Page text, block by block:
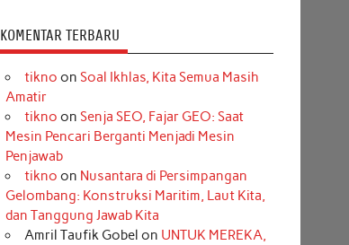
KOMENTAR TERBARU
tikno on Soal Ikhlas, Kita Semua Masih
Amatir
tikno on Senja SEO, Fajar GEO: Saat
Mesin Pencari Berganti Menjadi Mesin
Penjawab
tikno on Nusantara di Persimpangan
Gelombang: Konstruksi Maritim, Laut Kita,
dan Tanggung Jawab Kita
Amril Taufik Gobel on UNTUK MEREKA,